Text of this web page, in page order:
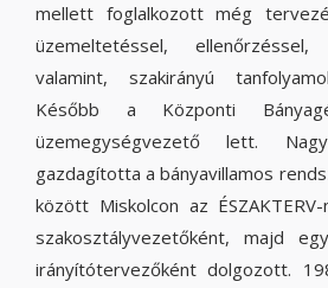
mellett foglalkozott még
üzemeltetéssel, ellenőrzéssel,
valamint, szakirányú
Később a Központi
üzemegységvezető lett.
gazdagította a bányavillamos
között Miskolcon az
szakosztályvezetőként, majd
irányítótervezőként dolgozott.